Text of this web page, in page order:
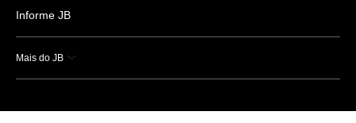
Informe JB
Mais do JB
Esportes